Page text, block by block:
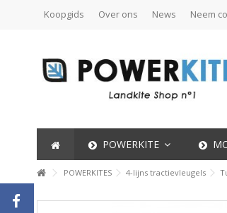
Koopgids Over ons News Neem
POWERKITE
POWERKITES 4-lijns tractievleugels